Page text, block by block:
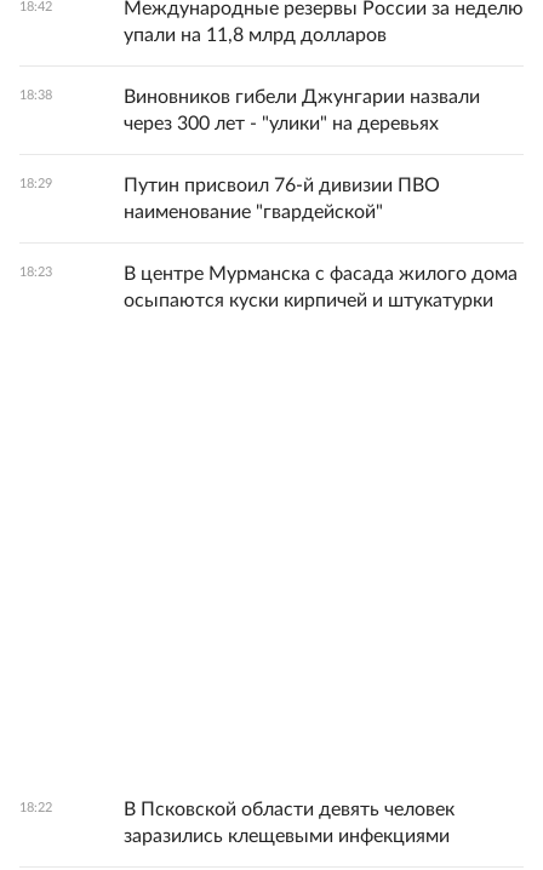
18:42
Международные резервы России за неделю
упали на 11,8 млрд долларов
18:38
Виновников гибели Джунгарии назвали
через 300 лет - "улики" на деревьях
18:29
Путин присвоил 76-й дивизии ПВО
наименование "гвардейской"
18:23
В центре Мурманска с фасада жилого дома
осыпаются куски кирпичей и штукатурки
18:22
В Псковской области девять человек
заразились клещевыми инфекциями